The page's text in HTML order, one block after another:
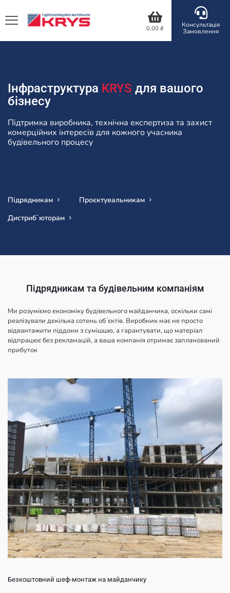
0,00 ₴
Консультація
Замовлення
Інфраструктура KRYS для вашого
бізнесу
Підтримка виробника, технічна експертиза та захист
комерційних інтересів для кожного учасника
будівельного процесу
Підрядникам
Проєктувальникам
Дистрибʼюторам
Підрядникам та будівельним компаніям
Ми розуміємо економіку будівельного майданчика, оскільки самі
реалізували декілька сотень обʼєктів. Виробник має не просто
відвантажити піддони з сумішшю, а гарантувати, що матеріал
відпрацює без рекламацій, а ваша компанія отримає запланований
прибуток
Безкоштовний шеф-монтаж на майданчику